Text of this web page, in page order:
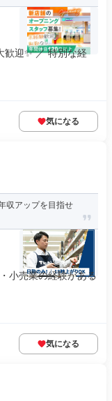
歓迎✨ ／ 特別な経
気になる
収アップを目指せ
小売業の経験がある
気になる